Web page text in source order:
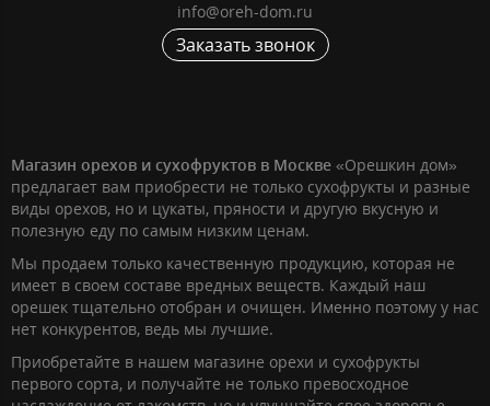
info@oreh-dom.ru
Заказать звонок
Магазин орехов и сухофруктов в Москве «Орешкин дом»
предлагает вам приобрести не только сухофрукты и разные
виды орехов, но и цукаты, пряности и другую вкусную и
полезную еду по самым низким ценам.
Мы продаем только качественную продукцию, которая не
имеет в своем составе вредных веществ. Каждый наш
орешек тщательно отобран и очищен. Именно поэтому у нас
нет конкурентов, ведь мы лучшие.
Приобретайте в нашем магазине орехи и сухофрукты
первого сорта, и получайте не только превосходное